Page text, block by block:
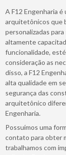
A F12 Engenharia
arquitetônicos que
personalizadas
altamente
funcionalidade,
consideração as
disso, a F12
alta qualidade em
segurança das
arquitetônico
Engenharia.
Possuímos uma
contato para obter
trabalhamos com